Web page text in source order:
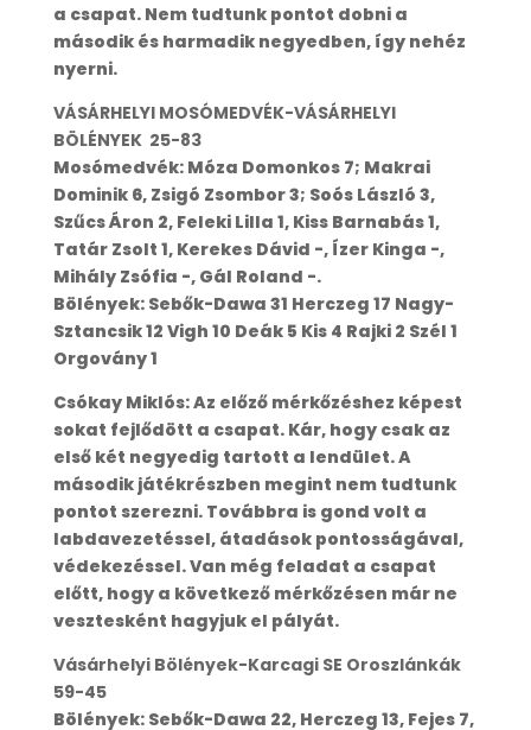
a csapat. Nem tudtunk pontot dobni a
második és harmadik negyedben, így nehéz
nyerni.
VÁSÁRHELYI MOSÓMEDVÉK-VÁSÁRHELYI
BÖLÉNYEK 25-83
Mosómedvék: Móza Domonkos 7; Makrai
Dominik 6, Zsigó Zsombor 3; Soós László 3,
Szűcs Áron 2, Feleki Lilla 1, Kiss Barnabás 1,
Tatár Zsolt 1, Kerekes Dávid -, Ízer Kinga -,
Mihály Zsófia -, Gál Roland -.
Bölények: Sebők-Dawa 31 Herczeg 17 Nagy-
Sztancsik 12 Vigh 10 Deák 5 Kis 4 Rajki 2 Szél 1
Orgovány 1
Csókay Miklós: Az előző mérkőzéshez képest
sokat fejlődött a csapat. Kár, hogy csak az
első két negyedig tartott a lendület. A
második játékrészben megint nem tudtunk
pontot szerezni. Továbbra is gond volt a
labdavezetéssel, átadások pontosságával,
védekezéssel. Van még feladat a csapat
előtt, hogy a következő mérkőzésen már ne
vesztesként hagyjuk el pályát.
Vásárhelyi Bölények-Karcagi SE Oroszlánkák
59-45
Bölények: Sebők-Dawa 22, Herczeg 13, Fejes 7,